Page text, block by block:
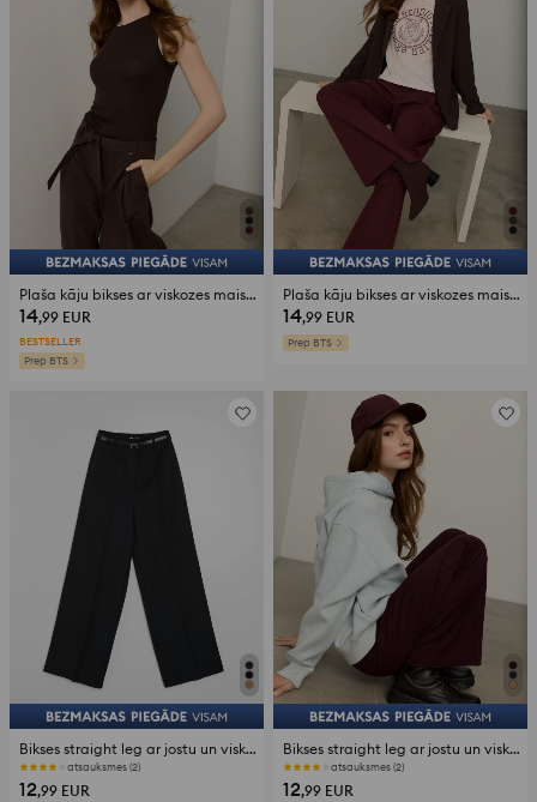
Plaša kāju bikses ar viskozes maisījumu
14,99 EUR
BESTSELLER
Prep BTS
Plaša kāju bikses ar viskozes maisījumu
14,99 EUR
Prep BTS
Bikses straight leg ar jostu un viskozes maisījumu
atsauksmes (2)
12,99 EUR
Bikses straight leg ar jostu un viskozes maisījumu
atsauksmes (2)
12,99 EUR